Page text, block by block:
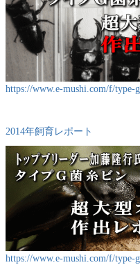
https://www.e-mushi.com/f/type-
2014年飼育レポート
https://www.e-mushi.com/f/type-